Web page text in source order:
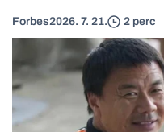
Forbes2026. 7. 21. 2 perc